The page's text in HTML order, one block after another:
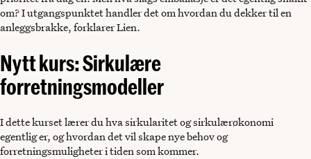
om? I utgangspunktet handler det om hvordan du dekker til en
anleggsbrakke, forklarer Lien.
Nytt kurs: Sirkulære
forretningsmodeller
I dette kurset lærer du hva sirkularitet og sirkulærøkonomi
egentlig er, og hvordan det vil skape nye behov og
forretningsmuligheter i tiden som kommer.